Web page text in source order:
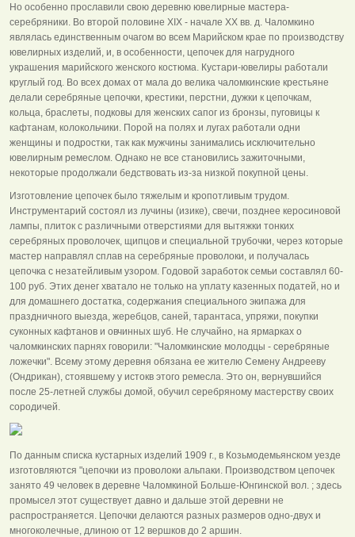
Но особенно прославили свою деревню ювелирные мастера-
серебряники. Во второй половине XIX - начале XX вв. д. Чаломкино
являлась единственным очагом во всем Марийском крае по производству
ювелирных изделий, и, в особенности, цепочек для нагрудного
украшения марийского женского костюма. Кустари-ювелиры работали
круглый год. Во всех домах от мала до велика чаломкинские крестьяне
делали серебряные цепочки, крестики, перстни, дужки к цепочкам,
кольца, браслеты, подковы для женских сапог из бронзы, пуговицы к
кафтанам, колокольчики. Порой на полях и лугах работали одни
женщины и подростки, так как мужчины занимались исключительно
ювелирным ремеслом. Однако не все становились зажиточными,
некоторые продолжали бедствовать из-за низкой покупной цены.
Изготовление цепочек было тяжелым и кропотливым трудом.
Инструментарий состоял из лучины (изике), свечи, позднее керосиновой
лампы, плиток с различными отверстиями для вытяжки тонких
серебряных проволочек, щипцов и специальной трубочки, через которые
мастер направлял сплав на серебряные проволоки, и получалась
цепочка с незатейливым узором. Годовой заработок семьи составлял 60-
100 руб. Этих денег хватало не только на уплату казенных податей, но и
для домашнего достатка, содержания специального экипажа для
праздничного выезда, жеребцов, саней, тарантаса, упряжи, покупки
суконных кафтанов и овчинных шуб. Не случайно, на ярмарках о
чаломкинских парнях говорили: "Чаломкинские молодцы - серебряные
ложечки". Всему этому деревня обязана ее жителю Семену Андрееву
(Ондрикан), стоявшему у истокв этого ремесла. Это он, вернувшийся
после 25-летней службы домой, обучил серебряному мастерству своих
сородичей.
По данным списка кустарных изделий 1909 г., в Козьмодемьянском уезде
изготовляются "цепочки из проволоки альпаки. Производством цепочек
занято 49 человек в деревне Чаломкиной Больше-Юнгинской вол. ; здесь
промысел этот существует давно и дальше этой деревни не
распространяется. Цепочки делаются разных размеров одно-двух и
многоколечные, длиною от 12 вершков до 2 аршин.